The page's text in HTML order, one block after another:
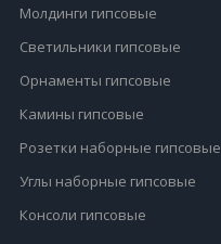
Молдинги гипсовые
Светильники гипсовые
Орнаменты гипсовые
Камины гипсовые
Розетки наборные гипсовые
Углы наборные гипсовые
Консоли гипсовые